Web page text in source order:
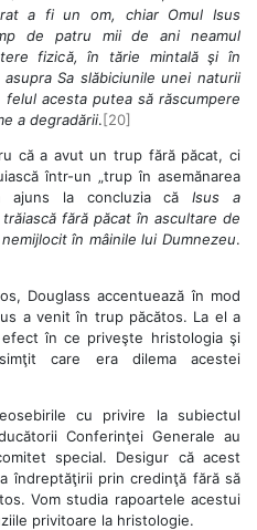
a fi un om, chiar Omul Isus
de patru mii de ani neamul
fizică, în tărie mintală şi în
Sa slăbiciunile unei naturii
acesta putea să răscumpere
a degradării.[20]
că a avut un trup fără păcat, ci
într-un „trup în asemănarea
a ajuns la concluzia căIsus a
fără păcat în ascultare de
în mâinile lui Dumnezeu.
Douglass accentuează în mod
a venit în trup păcătos. La el a
în ce priveşte hristologia şi
care era dilema acestei
cu privire la subiectul
Conferinţei Generale au
special. Desigur că acest
îndreptăţirii prin credinţă fără să
Vom studia rapoartele acestui
privitoare la hristologie.